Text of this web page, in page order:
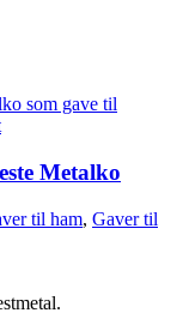
Metalko
til ham, Gaver til